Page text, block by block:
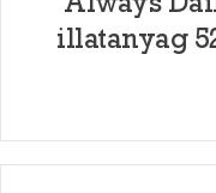
illatanyag